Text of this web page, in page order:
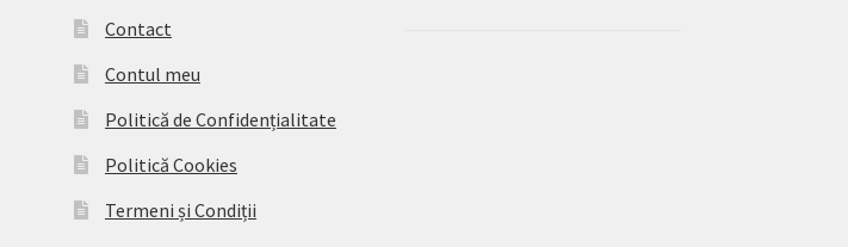
Contact
Contul meu
Politică de Confidențialitate
Politică Cookies
Termeni și Condiții